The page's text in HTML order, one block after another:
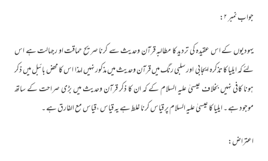
جواب نمبر ۲:
یہودیوں کے اس عقیدہ کی تردید کا مطالبہ قرآن وحدیث سے کرنا صریح حماقت او رجہالت ہے اس
لئے کہ ایلیا کا تذکرہ ایجابی اور سلبی رنگ میں قرآن وحدیث میں مذکور نہیں لہذا اس کا محض بائبل میں ذکر
ہونا کافی نہیں بخلاف عیسیٰ علیہ السلام کے کہ ان کا ذکر قرآن وحدیث میں بڑی صراحت کے ساتھ
موجود ہے ۔ ایلیا کا عیسیٰ علیہ السلام پر قیاس کرنا غلط ہے یہ قیاس ،قیاس مع الفارق ہے ۔
اعتراض: